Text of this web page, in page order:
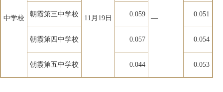
中学校 11月19日 ―
朝霞第三中学校 0.059 0.051
朝霞第四中学校 0.057 0.054
朝霞第五中学校 0.044 0.053